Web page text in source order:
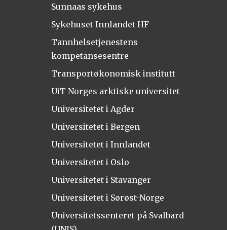
Sunnaas sykehus
Sykehuset Innlandet HF
Tannhelsetjenestens
kompetansesentre
Transportøkonomisk institutt
UiT Norges arktiske universitet
Universitetet i Agder
Universitetet i Bergen
Universitetet i Innlandet
Universitetet i Oslo
Universitetet i Stavanger
Universitetet i Sørøst-Norge
Universitetssenteret på Svalbard